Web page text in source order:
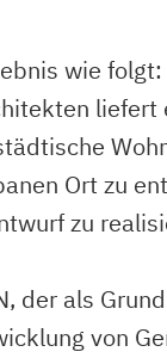
wie
Ort zu
zu
als
von